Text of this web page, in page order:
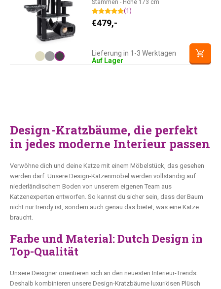
Stämmen - Höhe 173 cm
(1)
€479,-
Lieferung in 1-3 Werktagen
Auf Lager
Design-Kratzbäume, die perfekt
in jedes moderne Interieur passen
Verwöhne dich und deine Katze mit einem Möbelstück, das gesehen
werden darf. Unsere Design-Katzenmöbel werden vollständig auf
niederländischem Boden von unserem eigenen Team aus
Katzenexperten entworfen. So kannst du sicher sein, dass der Baum
nicht nur trendy ist, sondern auch genau das bietet, was eine Katze
braucht.
Farbe und Material: Dutch Design in
Top-Qualität
Unsere Designer orientieren sich an den neuesten Interieur-Trends.
Deshalb kombinieren unsere Design-Kratzbäume luxuriösen Plüsch